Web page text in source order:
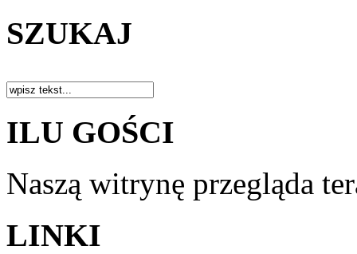
SZUKAJ
ILU GOŚCI
Naszą witrynę przegląda
LINKI